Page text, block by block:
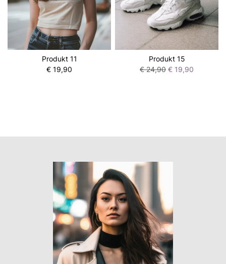
Produkt 11
€ 19,90
Produkt 15
€ 24,90 € 19,90